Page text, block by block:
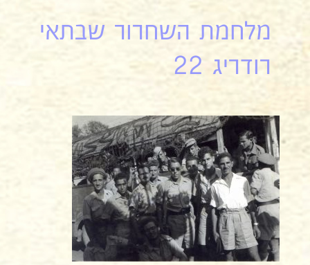
מלחמת השחרור שבתאי
רודריג 22